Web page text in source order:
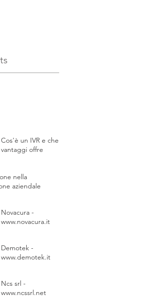
Cos'è un IVR e che
vantaggi offre
nella
aziendale
Novacura -
www.novacura.it
Demotek -
www.demotek.it
Ncs srl -
www.ncssrl.net